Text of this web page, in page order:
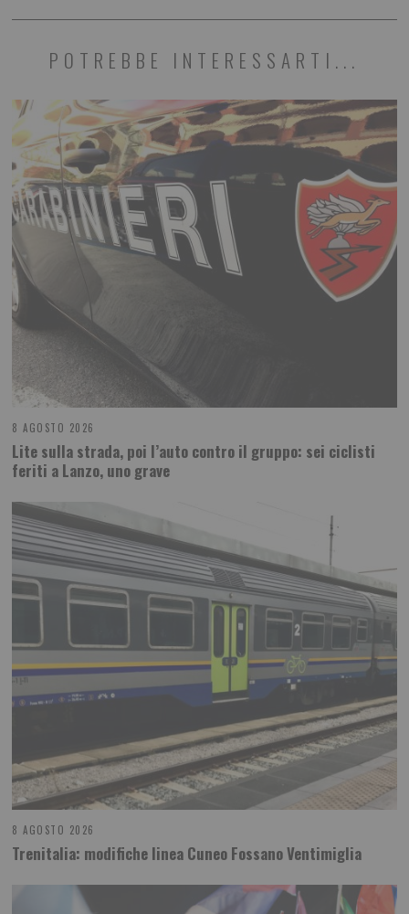
POTREBBE INTERESSARTI...
8 AGOSTO 2026
Lite sulla strada, poi l’auto contro il gruppo: sei ciclisti
feriti a Lanzo, uno grave
8 AGOSTO 2026
Trenitalia: modifiche linea Cuneo Fossano Ventimiglia